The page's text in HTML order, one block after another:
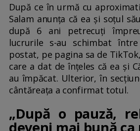
După ce în urmă cu
Salam anunța că ea și soțul
după 6 ani petrecuți
lucrurile s-au schimbat
postat, pe pagina sa de
care a dat de înțeles că ea și
au împăcat. Ulterior, în
cântăreața a confirmat totul.
„După o pauză,
deveni mai bună ca